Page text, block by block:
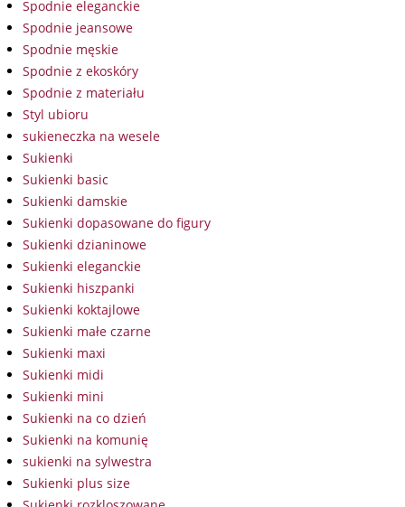
Spodnie eleganckie
Spodnie jeansowe
Spodnie męskie
Spodnie z ekoskóry
Spodnie z materiału
Styl ubioru
sukieneczka na wesele
Sukienki
Sukienki basic
Sukienki damskie
Sukienki dopasowane do figury
Sukienki dzianinowe
Sukienki eleganckie
Sukienki hiszpanki
Sukienki koktajlowe
Sukienki małe czarne
Sukienki maxi
Sukienki midi
Sukienki mini
Sukienki na co dzień
Sukienki na komunię
sukienki na sylwestra
Sukienki plus size